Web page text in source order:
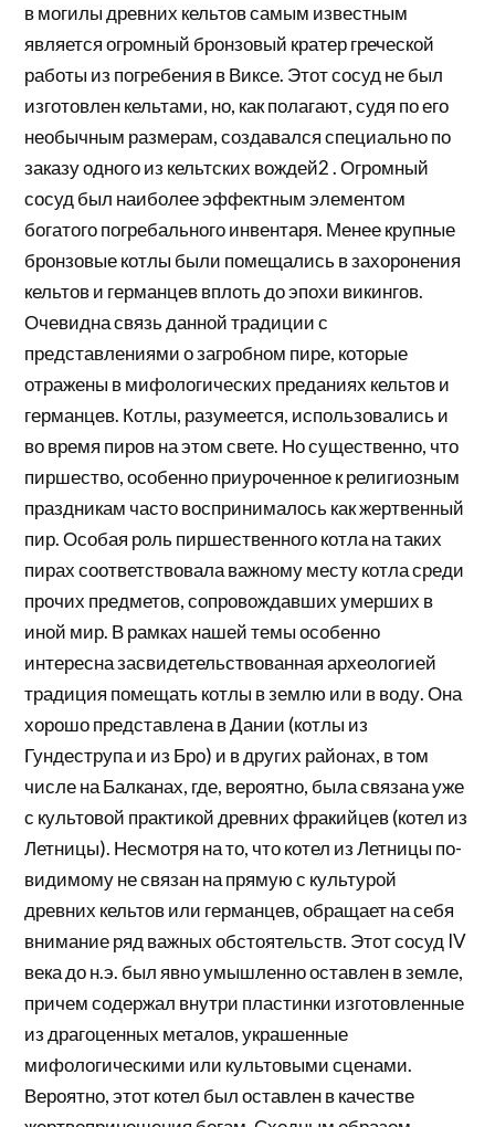
в могилы древних кельтов самым известным
является огромный бронзовый кратер греческой
работы из погребения в Виксе. Этот сосуд не был
изготовлен кельтами, но, как полагают, судя по его
необычным размерам, создавался специально по
заказу одного из кельтских вождей2 . Огромный
сосуд был наиболее эффектным элементом
богатого погребального инвентаря. Менее крупные
бронзовые котлы были помещались в захоронения
кельтов и германцев вплоть до эпохи викингов.
Очевидна связь данной традиции с
представлениями о загробном пире, которые
отражены в мифологических преданиях кельтов и
германцев. Котлы, разумеется, использовались и
во время пиров на этом свете. Но существенно, что
пиршество, особенно приуроченное к религиозным
праздникам часто воспринималось как жертвенный
пир. Особая роль пиршественного котла на таких
пирах соответствовала важному месту котла среди
прочих предметов, сопровождавших умерших в
иной мир. В рамках нашей темы особенно
интересна засвидетельствованная археологией
традиция помещать котлы в землю или в воду. Она
хорошо представлена в Дании (котлы из
Гундеструпа и из Бро) и в других районах, в том
числе на Балканах, где, вероятно, была связана уже
с культовой практикой древних фракийцев (котел из
Летницы). Несмотря на то, что котел из Летницы по-
видимому не связан на прямую с культурой
древних кельтов или германцев, обращает на себя
внимание ряд важных обстоятельств. Этот сосуд IV
века до н.э. был явно умышленно оставлен в земле,
причем содержал внутри пластинки изготовленные
из драгоценных металов, украшенные
мифологическими или культовыми сценами.
Вероятно, этот котел был оставлен в качестве